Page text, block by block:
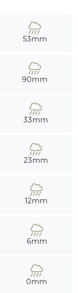
53mm
90mm
33mm
23mm
12mm
6mm
0mm